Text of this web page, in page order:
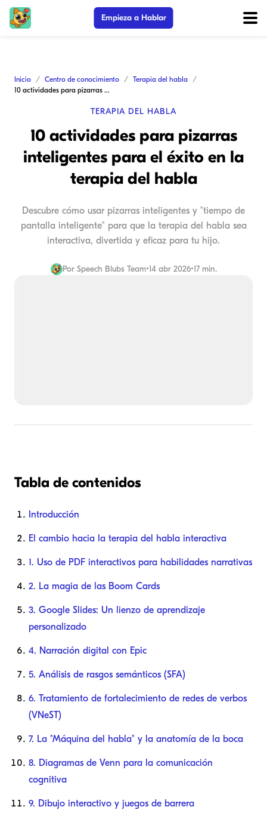
Empieza a Hablar
Inicio Centro de conocimiento
Terapia del habla
10 actividades para pizarras inteligentes para el éxito en la terapia del habla
TERAPIA DEL HABLA
10 actividades para pizarras
inteligentes para el éxito en la
terapia del habla
Descubre cómo usar pizarras inteligentes y "tiempo de
pantalla inteligente" para que la terapia del habla sea
interactiva, divertida y eficaz para tu hijo.
Por Speech Blubs Team•14 abr 2026•17 min.
Tabla de contenidos
Introducción
El cambio hacia la terapia del habla interactiva
1. Uso de PDF interactivos para habilidades narrativas
2. La magia de las Boom Cards
3. Google Slides: Un lienzo de aprendizaje
personalizado
4. Narración digital con Epic
5. Análisis de rasgos semánticos (SFA)
6. Tratamiento de fortalecimiento de redes de verbos
(VNeST)
7. La "Máquina del habla" y la anatomía de la boca
8. Diagramas de Venn para la comunicación
cognitiva
9. Dibujo interactivo y juegos de barrera